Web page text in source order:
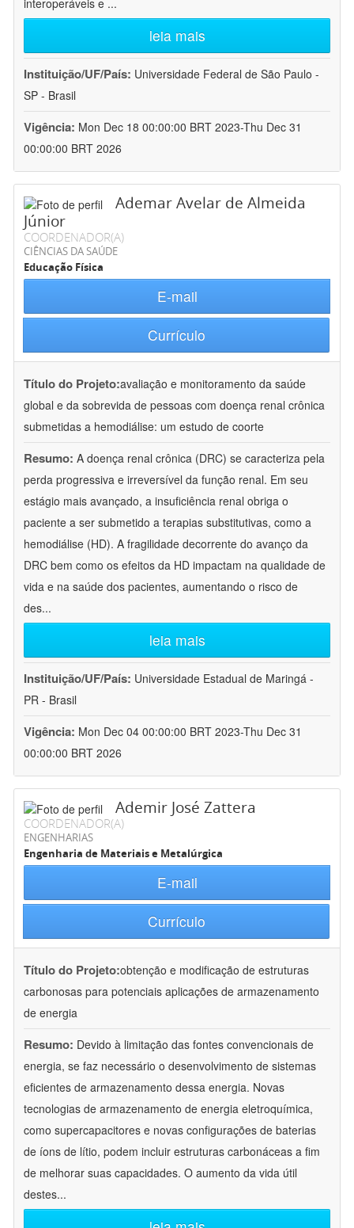
interoperáveis e ...
leia mais
Instituição/UF/País: Universidade Federal de São Paulo -
SP - Brasil
Vigência: Mon Dec 18 00:00:00 BRT 2023-Thu Dec 31
00:00:00 BRT 2026
Ademar Avelar de Almeida
Júnior
COORDENADOR(A)
CIÊNCIAS DA SAÚDE
Educação Física
E-mail
Currículo
Título do Projeto:avaliação e monitoramento da saúde
global e da sobrevida de pessoas com doença renal crônica
submetidas a hemodiálise: um estudo de coorte
Resumo: A doença renal crônica (DRC) se caracteriza pela
perda progressiva e irreversível da função renal. Em seu
estágio mais avançado, a insuficiência renal obriga o
paciente a ser submetido a terapias substitutivas, como a
hemodiálise (HD). A fragilidade decorrente do avanço da
DRC bem como os efeitos da HD impactam na qualidade de
vida e na saúde dos pacientes, aumentando o risco de
des...
leia mais
Instituição/UF/País: Universidade Estadual de Maringá -
PR - Brasil
Vigência: Mon Dec 04 00:00:00 BRT 2023-Thu Dec 31
00:00:00 BRT 2026
Ademir José Zattera
COORDENADOR(A)
ENGENHARIAS
Engenharia de Materiais e Metalúrgica
E-mail
Currículo
Título do Projeto:obtenção e modificação de estruturas
carbonosas para potenciais aplicações de armazenamento
de energia
Resumo: Devido à limitação das fontes convencionais de
energia, se faz necessário o desenvolvimento de sistemas
eficientes de armazenamento dessa energia. Novas
tecnologias de armazenamento de energia eletroquímica,
como supercapacitores e novas configurações de baterias
de íons de lítio, podem incluir estruturas carbonáceas a fim
de melhorar suas capacidades. O aumento da vida útil
destes...